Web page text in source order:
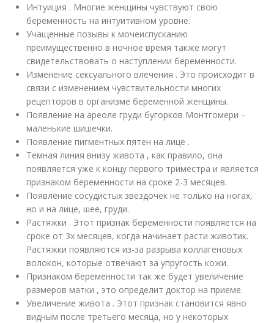
Интуиция . Многие женщины чувствуют свою
беременность на интуитивном уровне.
Учащенные позывы к мочеиспусканию
преимущественно в ночное время также могут
свидетельствовать о наступлении беременности.
Изменение сексуального влечения . Это происходит в
связи с изменением чувствительности многих
рецепторов в организме беременной женщины.
Появление на ареоле груди бугорков Монтгомери –
маленькие шишечки.
Появление пигментных пятен на лице .
Темная линия внизу живота , как правило, она
появляется уже к концу первого триместра и является
признаком беременности на сроке 2-3 месяцев.
Появление сосудистых звездочек не только на ногах,
но и на лице, шее, груди.
Растяжки . Этот признак беременности появляется на
сроке от 3х месяцев, когда начинает расти животик.
Растяжки появляются из-за разрыва коллагеновых
волокон, которые отвечают за упругость кожи.
Признаком беременности так же будет увеличение
размеров матки , это определит доктор на приеме.
Увеличение живота . Этот признак становится явно
видным после третьего месяца, но у некоторых